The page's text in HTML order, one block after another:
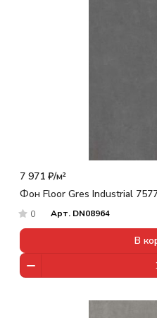
7 971 ₽/м²
Фон Floor Gres Industrial
0 Арт. DN08964
В